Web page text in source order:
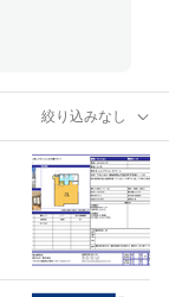
絞り込みなし